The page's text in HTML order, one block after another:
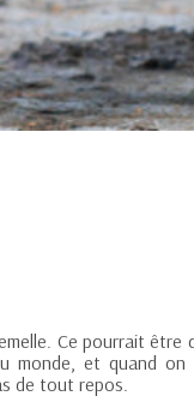
Ce pourrait être
monde, et quand
de tout repos.